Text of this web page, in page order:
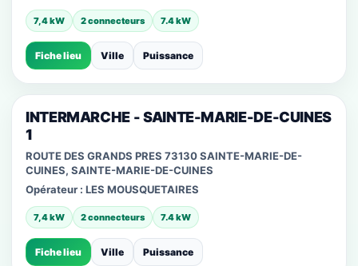
7,4 kW 2 connecteurs 7.4 kW
Fiche lieu Ville Puissance
INTERMARCHE - SAINTE-MARIE-DE-CUINES
1
ROUTE DES GRANDS PRES 73130 SAINTE-MARIE-DE-
CUINES, SAINTE-MARIE-DE-CUINES
Opérateur : LES MOUSQUETAIRES
7,4 kW 2 connecteurs 7.4 kW
Fiche lieu Ville Puissance